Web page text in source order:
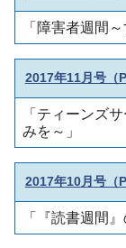
「障害者週間
2017年11月号（
「ティーンズ
みを～」
2017年10月号（
「『読書週間